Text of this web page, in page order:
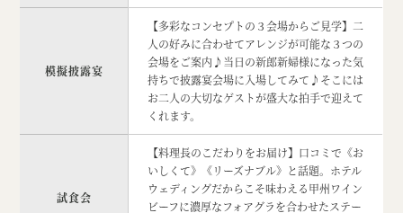
模擬披露宴
【多彩なコンセプトの３会場からご見学】二
人の好みに合わせてアレンジが可能な３つの
会場をご案内♪当日の新郎新婦様になった気
持ちで披露宴会場に入場してみて♪そこには
お二人の大切なゲストが盛大な拍手で迎えて
くれます。
試食会
【料理長のこだわりをお届け】口コミで《お
いしくて》《リーズナブル》と話題。ホテル
ウェディングだからこそ味わえる甲州ワイン
ビーフに濃厚なフォアグラを合わせたステー